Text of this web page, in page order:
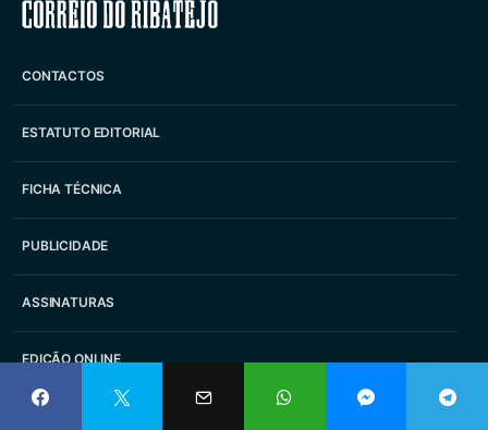
Correio do Ribatejo
CONTACTOS
ESTATUTO EDITORIAL
FICHA TÉCNICA
PUBLICIDADE
ASSINATURAS
EDIÇÃO ONLINE